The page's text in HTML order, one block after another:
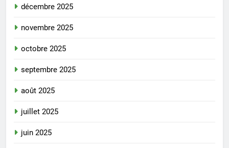
décembre 2025
novembre 2025
octobre 2025
septembre 2025
août 2025
juillet 2025
juin 2025